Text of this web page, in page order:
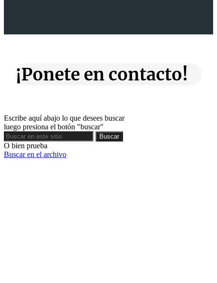
¡Ponete en contacto!
Escribe aquí abajo lo que desees buscar
luego presiona el botón "buscar"
Buscar
Buscar
O bien prueba
Buscar en el archivo